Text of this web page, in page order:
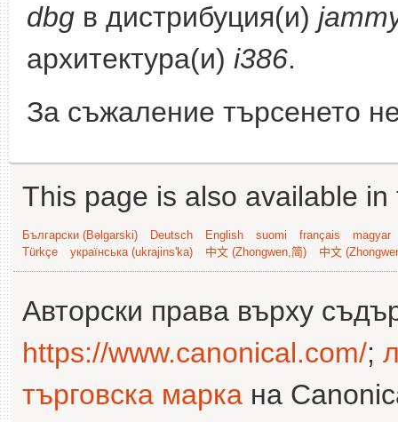
dbg в дистрибуция(и)
архитектура(и) i386.
За съжаление търсенето
This page is also available
Български (Bəlgarski) Deutsch English suomi français
magyar
Türkçe
українська (ukrajins'ka) 中文 (Zhongwen,简) 中文
Авторски права върху
https://www.canonical.com/;
търговска марка на